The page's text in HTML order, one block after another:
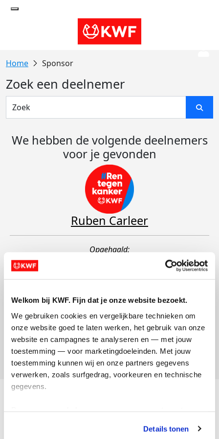
Welkom bij KWF. Fijn dat je onze website bezoekt.
We gebruiken cookies en vergelijkbare technieken om
onze website goed te laten werken, het gebruik van onze
website en campagnes te analyseren en — met jouw
toestemming — voor marketingdoeleinden. Met jouw
toestemming kunnen wij en onze partners gegevens
verwerken, zoals surfgedrag, voorkeuren en technische
gegevens.
tonen. Je kunt je toestemming op elk moment wijzigen of
Details tonen
Sponsor
Zoek een deelnemer
We hebben de volgende deelnemers
voor je gevonden
Ruben Carleer
Opgehaald:
Ruben Carleer
Opgehaald:
Acties
Actiematerialen